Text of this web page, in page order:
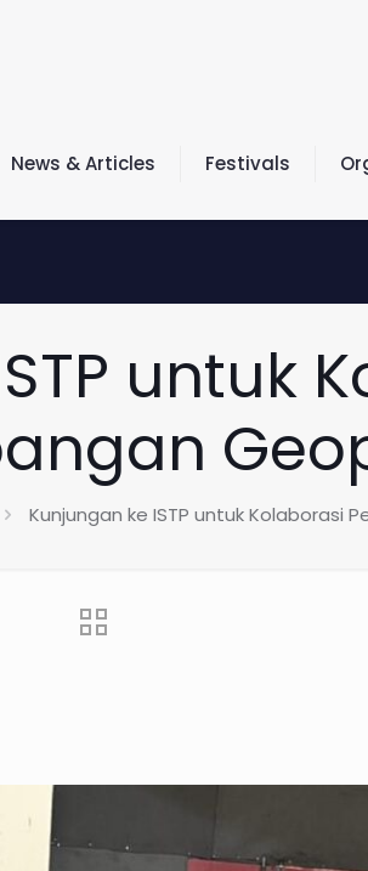
News & Articles Festivals
untuk
Kunjungan ke ISTP untuk Kolaborasi